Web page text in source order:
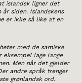
islandsk ligner det
siden. Islandskens
er ikke så like at en
med de samiske
eksempel lage lange
Men når det gjelder
andre språk trenger
grønlandsk ord.